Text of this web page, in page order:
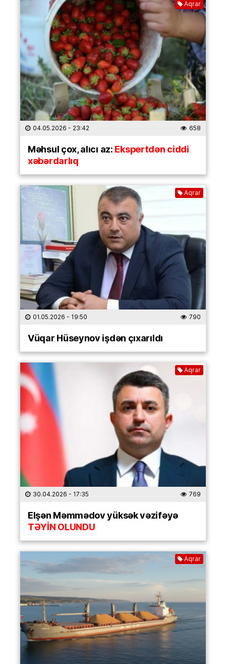
Aqrar
04.05.2026 - 23:42 658
Məhsul çox, alıcı az:Ekspertdən ciddi
xəbərdarlıq
Aqrar
01.05.2026 - 19:50 790
Vüqar Hüseynov işdən çıxarıldı
Aqrar
30.04.2026 - 17:35 769
Elşən Məmmədov yüksək vəzifəyə
TƏYİN OLUNDU
Aqrar